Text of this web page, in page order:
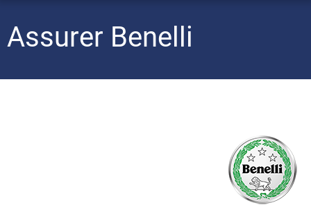
Assurer Benelli